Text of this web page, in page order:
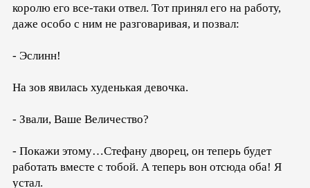
королю его все-таки отвел. Тот принял его на работу,
даже особо с ним не разговаривая, и позвал:
- Эслинн!
На зов явилась худенькая девочка.
- Звали, Ваше Величество?
- Покажи этому…Стефану дворец, он теперь будет
работать вместе с тобой. А теперь вон отсюда оба! Я
устал.